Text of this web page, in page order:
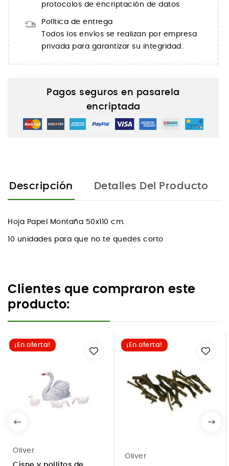
protocolos de encriptación de datos
Política de entrega
Todos los envíos se realizan por empresa
privada para garantizar su integridad.
Pagos seguros en pasarela
encriptada
Descripción Detalles Del Producto
Hoja Papel Montaña 50x110 cm.
10 unidades para que no te quedes corto
Clientes que compraron este
producto:
¡En oferta!
Oliver
¡En oferta!
Oliver